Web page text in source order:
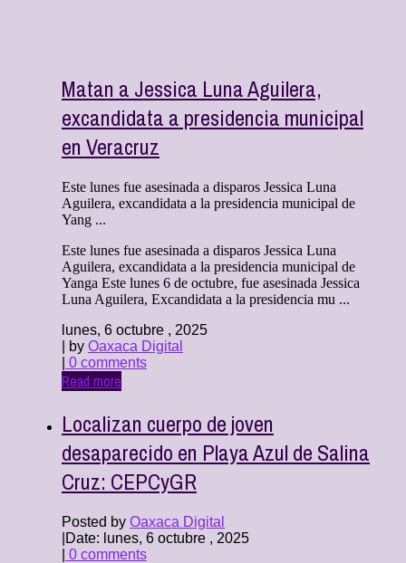
Matan a Jessica Luna Aguilera,
excandidata a presidencia municipal
en Veracruz
Este lunes fue asesinada a disparos Jessica Luna
Aguilera, excandidata a la presidencia municipal de
Yang ...
Este lunes fue asesinada a disparos Jessica Luna
Aguilera, excandidata a la presidencia municipal de
Yanga Este lunes 6 de octubre, fue asesinada Jessica
Luna Aguilera, Excandidata a la presidencia mu ...
lunes, 6 octubre , 2025
| by Oaxaca Digital
0 comments
Read more
Localizan cuerpo de joven
desaparecido en Playa Azul de Salina
Cruz: CEPCyGR
Posted by Oaxaca Digital
Date: lunes, 6 octubre , 2025
0 comments